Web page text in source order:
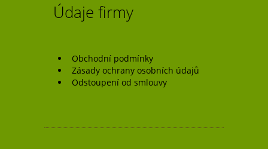
Údaje firmy
Obchodní podmínky
Zásady ochrany osobních údajů
Odstoupení od smlouvy